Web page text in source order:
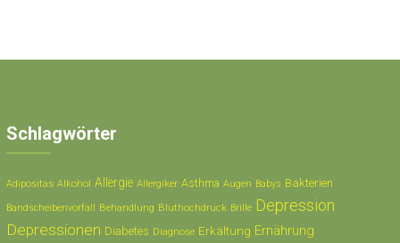
Schlagwörter
Adipositas Alkohol Allergie Allergiker Asthma Augen Babys Bakterien
Bandscheibenvorfall Behandlung Bluthochdruck Brille Depression
Depressionen Diabetes Diagnose Erkältung Ernährung